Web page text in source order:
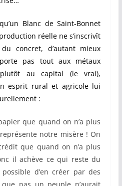
Blanc de Saint-Bonnet
réelle ne s’inscrivît
concret, d’autant mieux
pas tout aux métaux
au capital (le vrai),
esprit rural et agricole lui
:
que quand on n’a plus
notre misère ! On
que quand on n’a plus
il achève ce qui reste du
d’en créer par des